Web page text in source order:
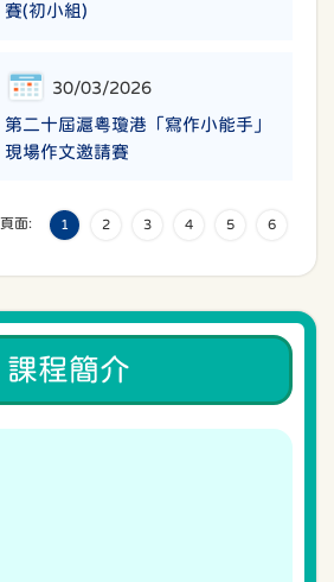
賽(初小組)
30/03/2026
第二十屆滬粵瓊港「寫作小能手」
現場作文邀請賽
頁面: 1 2 3 4 5 6
課程簡介